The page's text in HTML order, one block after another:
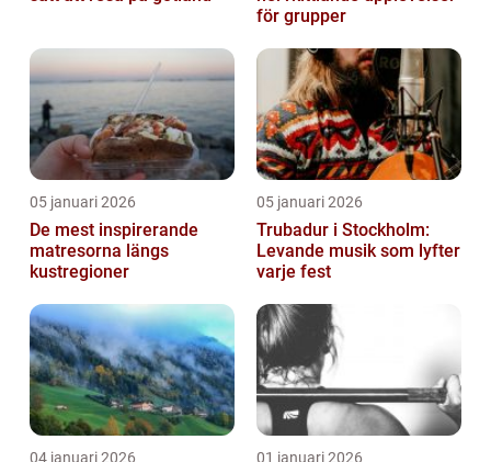
för grupper
05 januari 2026
De mest inspirerande
matresorna längs
kustregioner
05 januari 2026
Trubadur i Stockholm:
Levande musik som lyfter
varje fest
04 januari 2026 01 januari 2026